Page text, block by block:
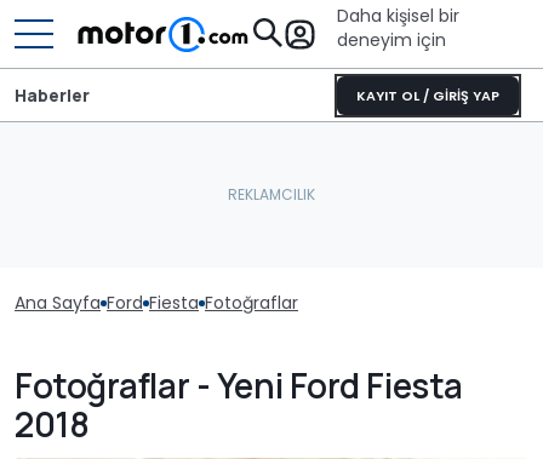
Daha kişisel bir
deneyim için
KAYIT OL / GİRİŞ YAP
Haberler
Ana Sayfa Ford Fiesta Fotoğraflar
Fotoğraflar - Yeni Ford Fiesta
2018